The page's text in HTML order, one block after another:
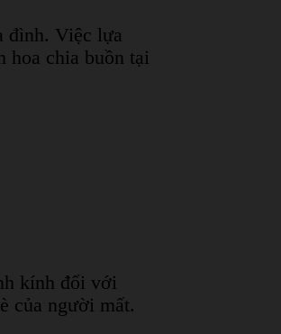
đình. Việc lựa
hoa chia buồn tại
kính đối với
của người mất.